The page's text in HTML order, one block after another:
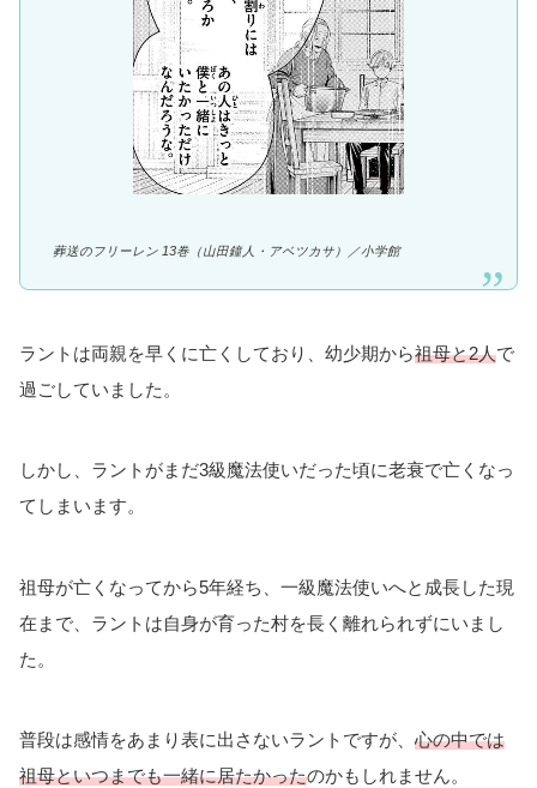
葬送のフリーレン 13巻（山田鐘人・アベツカサ）／小学館
ラントは両親を早くに亡くしており、幼少期から祖母と2人で
過ごしていました。
しかし、ラントがまだ3級魔法使いだった頃に老衰で亡くなっ
てしまいます。
祖母が亡くなってから5年経ち、一級魔法使いへと成長した現
在まで、ラントは自身が育った村を長く離れられずにいまし
た。
普段は感情をあまり表に出さないラントですが、 心の中では
祖母といつまでも一緒に居たかったのかもしれません。